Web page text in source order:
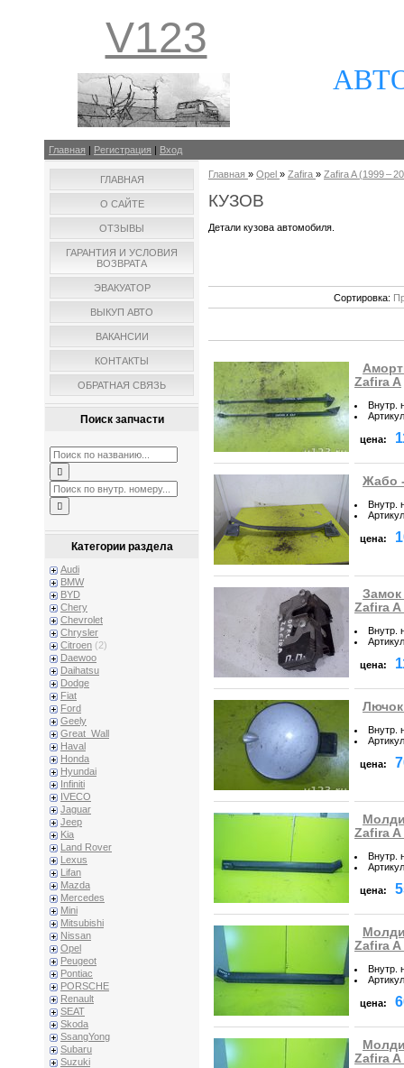
V123
Главная | Регистрация | Вход
ГЛАВНАЯ
О САЙТЕ
ОТЗЫВЫ
ГАРАНТИЯ И УСЛОВИЯ
ВОЗВРАТА
ЭВАКУАТОР
ВЫКУП АВТО
ВАКАНСИИ
КОНТАКТЫ
ОБРАТНАЯ СВЯЗЬ
Поиск запчасти
Категории раздела
Audi
BMW
BYD
Chery
Chevrolet
Chrysler
Citroen (2)
Daewoo
Daihatsu
Dodge
Fiat
Ford
Geely
Great_Wall
Haval
Honda
Hyundai
Infiniti
IVECO
Jaguar
Jeep
Kia
Land Rover
Lexus
Lifan
Mazda
Mercedes
Mini
Mitsubishi
Nissan
Opel
Peugeot
Pontiac
PORSCHE
Renault
SEAT
Skoda
SsangYong
Subaru
Suzuki
Главная » Opel » Zafira » Zafira A (1999 –
КУЗОВ
Детали кузова автомобиля.
Сортировка:
Zafira A
Внутр.
Артикул
цена:
Жабо -
Внутр.
Артикул
цена:
Замок
Zafira A
Внутр.
Артикул
цена:
Лючок
Внутр.
Артикул
цена:
Zafira A
Внутр.
Артикул
цена:
Zafira A
Внутр.
Артикул
цена:
Zafira A